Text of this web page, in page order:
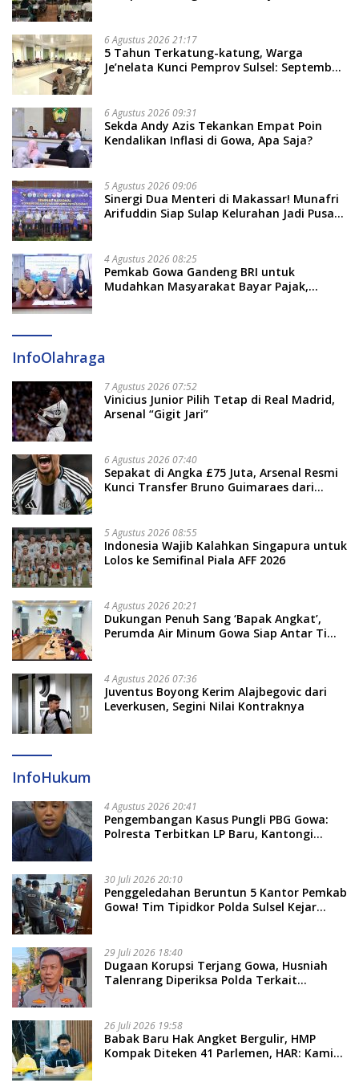
Soal Adat dan Adab
6 Agustus 2026 21:17
5 Tahun Terkatung-katung, Warga
Je’nelata Kunci Pemprov Sulsel: September
6 Agustus 2026 09:31
Sekda Andy Azis Tekankan Empat Poin
Kendalikan Inflasi di Gowa, Apa Saja?
5 Agustus 2026 09:06
Sinergi Dua Menteri di Makassar! Munafri
Arifuddin Siap Sulap Kelurahan Jadi Pusat
4 Agustus 2026 08:25
Pemkab Gowa Gandeng BRI untuk
Mudahkan Masyarakat Bayar Pajak,
InfoOlahraga
7 Agustus 2026 07:52
Vinicius Junior Pilih Tetap di Real Madrid,
Arsenal “Gigit Jari”
6 Agustus 2026 07:40
Sepakat di Angka £75 Juta, Arsenal Resmi
Kunci Transfer Bruno Guimaraes dari
5 Agustus 2026 08:55
Indonesia Wajib Kalahkan Singapura untuk
Lolos ke Semifinal Piala AFF 2026
4 Agustus 2026 20:21
Dukungan Penuh Sang ‘Bapak Angkat’,
Perumda Air Minum Gowa Siap Antar Tim
4 Agustus 2026 07:36
Juventus Boyong Kerim Alajbegovic dari
Leverkusen, Segini Nilai Kontraknya
InfoHukum
4 Agustus 2026 20:41
Pengembangan Kasus Pungli PBG Gowa:
Polresta Terbitkan LP Baru, Kantongi
30 Juli 2026 20:10
Penggeledahan Beruntun 5 Kantor Pemkab
Gowa! Tim Tipidkor Polda Sulsel Kejar
29 Juli 2026 18:40
Dugaan Korupsi Terjang Gowa, Husniah
Talenrang Diperiksa Polda Terkait
26 Juli 2026 19:58
​Babak Baru Hak Angket Bergulir, HMP
Kompak Diteken 41 Parlemen, HAR: Kami